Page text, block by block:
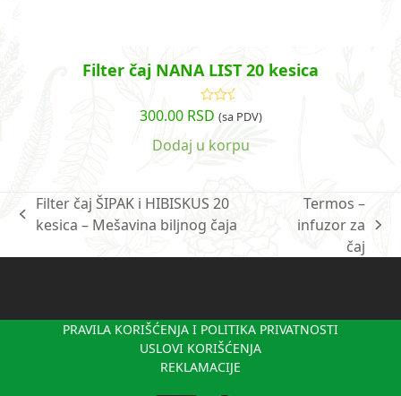
Filter čaj NANA LIST 20 kesica
Ocenjeno
sa5.00od
300.00 RSD (sa PDV)
Dodaj u korpu
previous
Filter čaj ŠIPAK i HIBISKUS 20
kesica – Mešavina biljnog čaja
next
post:
Termos –
infuzor za
čaj
PRAVILA KORIŠĆENJA I POLITIKA PRIVATNOSTI
USLOVI KORIŠĆENJA
REKLAMACIJE